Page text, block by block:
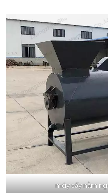
máy sấy nằm